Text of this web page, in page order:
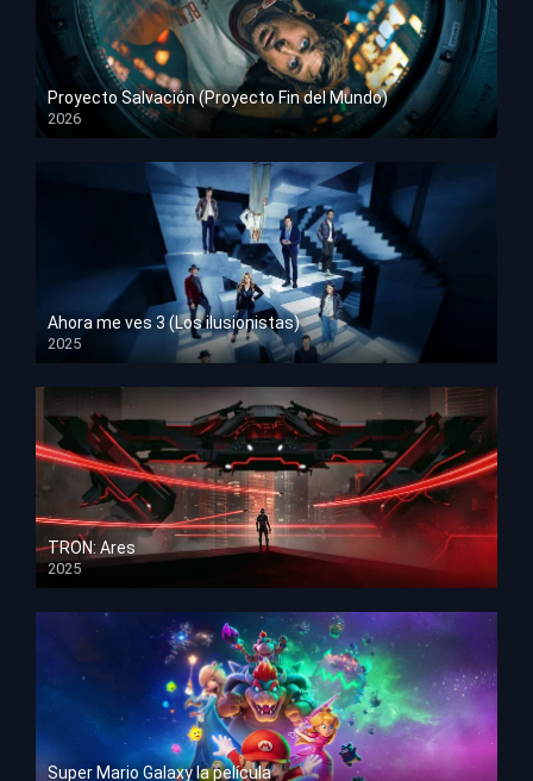
Proyecto Salvación (Proyecto Fin del Mundo)
2026
HD 1080p
Ahora me ves 3 (Los ilusionistas)
2025
HD 1080p
TRON: Ares
2025
HD 1080p
Super Mario Galaxy la película